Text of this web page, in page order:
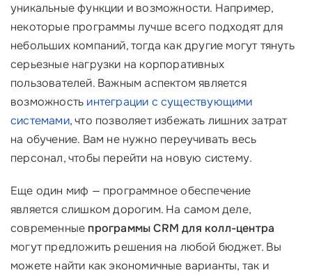
уникальные функции и возможности. Например,
некоторые программы лучше всего подходят для
небольших компаний, тогда как другие могут тянуть
серьезные нагрузки на корпоративных
пользователей. Важным аспектом является
возможность интеграции с существующими
системами, что позволяет избежать лишних затрат
на обучение. Вам не нужно переучивать весь
персонал, чтобы перейти на новую систему.
Еще один миф — программное обеспечение
является слишком дорогим. На самом деле,
современные программы CRM для колл-центра
могут предложить решения на любой бюджет. Вы
можете найти как экономичные варианты, так и